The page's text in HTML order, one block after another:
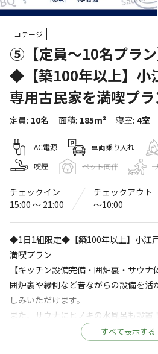
コテージ
⑤【定員～10名プラ
◆【築100年以上】小
専用古民家を満喫プラ
定員: 10名 面積: 185m² 寝室: 4室
AC電源 車両乗り入れ
喫煙
ペット同伴
チェックイン
15:00 〜 21:00
チェックアウト
〜10:00
◆1日1組限定◆【築100年以上】小江
満喫プラン
【キッチン設備完備・囲炉裏・サウナ
囲炉裏や縁側など昔ながらの設備を活
しみいただけます。
また、サウナにヒノキの水風呂も設置！
風通しの良い縁側で外気浴など、古民
すべて表示する
トップ
WEB予約可能 クーポン利用可
WE HOME STAY 川越
〒350-1101 埼玉県川越市 的場1891-1
水洗トイレ
※詳しくは「キャンプ場情報」をご確
築100年以上の古民家をリ
HOME STAY 川越的場
埼玉県川越市にある「WE HOME
裏や縁側など昔ながらの設備を活
楽しみいただけます。
また、サウナに五右衛門風呂の水